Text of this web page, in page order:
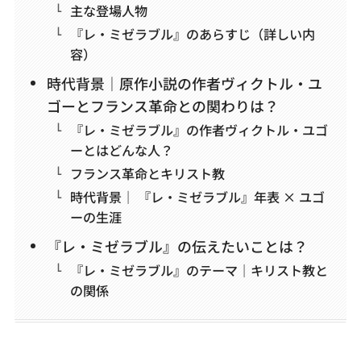
主な登場人物
『レ・ミゼラブル』のあらすじ（詳しい内
容）
時代背景｜原作小説の作者ヴィクトル・ユ
ゴーとフランス革命との関わりは？
『レ・ミゼラブル』の作者ヴィクトル・ユゴ
ーとはどんな人？
フランス革命とキリスト教
時代背景｜ 『レ・ミゼラブル』年表 × ユゴ
ーの生涯
『レ・ミゼラブル』の伝えたいことは？
『レ・ミゼラブル』のテーマ｜キリスト教と
の関係